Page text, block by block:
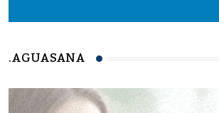
.AGUASANA